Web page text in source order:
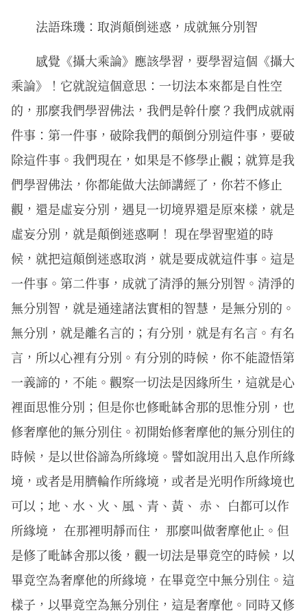
法語珠璣：取消顛倒迷惑，成就無分別智
感覺《攝大乘論》應該學習，要學習這個《攝大
乘論》！它就說這個意思：一切法本來都是自性空
的，那麼我們學習佛法，我們是幹什麼？我們成就兩
件事：第一件事，破除我們的顛倒分別這件事，要破
除這件事。我們現在，如果是不修學止觀；就算是我
們學習佛法，你都能做大法師講經了，你若不修止
觀，還是虛妄分別，遇見一切境界還是原來樣，就是
虛妄分別，就是顛倒迷惑啊！ 現在學習聖道的時
候，就把這顛倒迷惑取消，就是要成就這件事。這是
一件事。第二件事，成就了清淨的無分別智。清淨的
無分別智，就是通達諸法實相的智慧，是無分別的。
無分別，就是離名言的；有分別，就是有名言。有名
言，所以心裡有分別。有分別的時候，你不能證悟第
一義諦的，不能。觀察一切法是因緣所生，這就是心
裡面思惟分別；但是你也修毗缽舍那的思惟分別，也
修奢摩他的無分別住。初開始修奢摩他的無分別住的
時候，是以世俗諦為所緣境。譬如說用出入息作所緣
境，或者是用臍輪作所緣境，或者是光明作所緣境也
可以；地、水、火、風、青、黃、 赤、 白都可以作
所緣境， 在那裡明靜而住， 那麼叫做奢摩他止。但
是修了毗缽舍那以後，觀一切法是畢竟空的時候，以
畢竟空為奢摩他的所緣境，在畢竟空中無分別住。這
樣子，以畢竟空為無分別住，這是奢摩他。同時又修